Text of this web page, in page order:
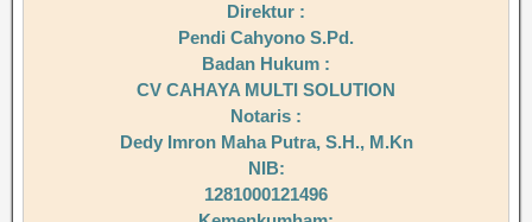
Direktur :
Pendi Cahyono S.Pd.
Badan Hukum :
CV CAHAYA MULTI SOLUTION
Notaris :
Dedy Imron Maha Putra, S.H., M.Kn
NIB:
1281000121496